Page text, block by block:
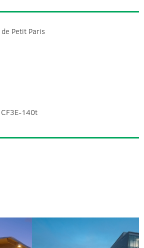
Petit Paris
140t